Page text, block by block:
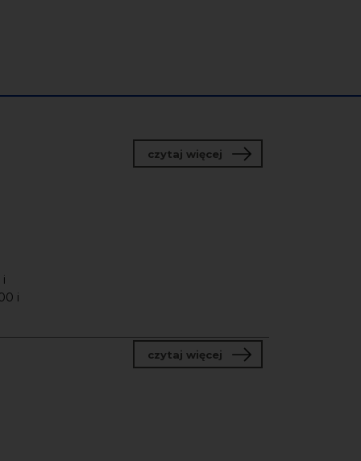
i
i
czytaj więcejo Prezentacje
czytaj więcejo 30 lat Centrum św.